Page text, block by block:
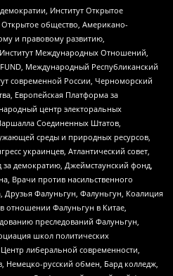
Институт Открытое
общество, Американо-
и правовому развитию,
Международных Отношений,
FUND, Международный Республиканский
современной России, Черноморский
Европейская Платформа за
центр электоральных
Соединенных Штатов,
среды и природных ресурсов,
украинцев, Атлантический совет,
демократию, Джеймстаунский фонд,
Врачи против насильственного
Друзья Фалуньгун, Фалуньгун, Коалиция
отношении Фалуньгун в Китае,
преследований Фалуньгун,
школ политических
либеральной современности,
Немецко-русский обмен, Бард колледж,